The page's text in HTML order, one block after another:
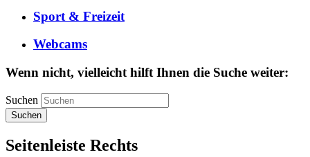
Sport & Freizeit
Webcams
Wenn nicht, vielleicht hilft Ihnen die Suche weiter:
Suchen
Suchen
Seitenleiste Rechts